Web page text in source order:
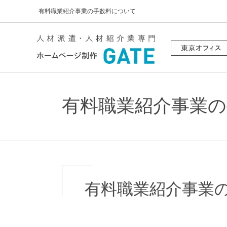
有料職業紹介事業の手数料について
有料職業紹介事業
有料職業紹介事業